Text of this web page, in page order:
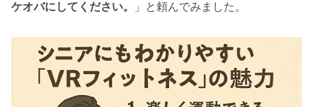
ケオバにしてください。
」と頼んでみました。